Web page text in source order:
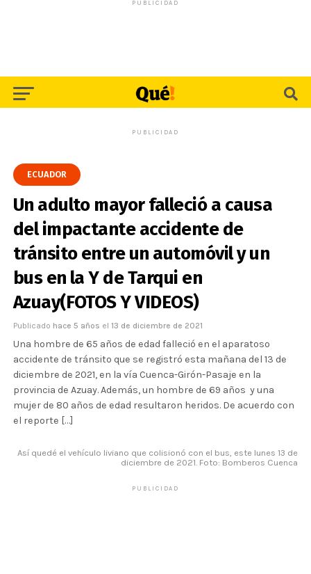
PUBLICIDAD
PUBLICIDAD
ECUADOR
Un adulto mayor falleció a causa
del impactante accidente de
tránsito entre un automóvil y un
bus en la Y de Tarqui en
Azuay(FOTOS Y VIDEOS)
Publicado hace 5 años el 13 de diciembre de 2021
Una hombre de 65 años de edad falleció en el aparatoso
accidente de tránsito que se registró esta mañana del 13 de
diciembre de 2021, en la vía Cuenca-Girón-Pasaje en la
provincia de Azuay. Además, un hombre de 69 años y una
mujer de 80 años de edad resultaron heridos. De acuerdo con
el reporte […]
Así quedé el vehículo liviano que colisionó con el bus, este lunes 13 de
diciembre de 2021. Foto: Bomberos Cuenca
PUBLICIDAD